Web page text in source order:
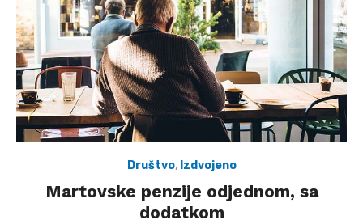
Društvo, Izdvojeno
Martovske penzije odjednom, sa
dodatkom